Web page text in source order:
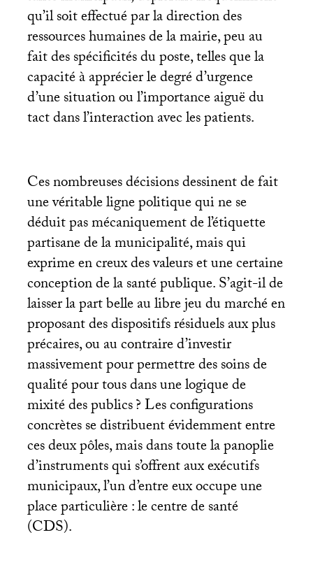
qu’il soit effectué par la direction des
ressources humaines de la mairie, peu au
fait des spécificités du poste, telles que la
capacité à apprécier le degré d’urgence
d’une situation ou l’importance aiguë du
tact dans l’interaction avec les patients.
Ces nombreuses décisions dessinent de fait
une véritable ligne politique qui ne se
déduit pas mécaniquement de l’étiquette
partisane de la municipalité, mais qui
exprime en creux des valeurs et une certaine
conception de la santé publique. S’agit-il de
laisser la part belle au libre jeu du marché en
proposant des dispositifs résiduels aux plus
précaires, ou au contraire d’investir
massivement pour permettre des soins de
qualité pour tous dans une logique de
mixité des publics? Les configurations
concrètes se distribuent évidemment entre
ces deux pôles, mais dans toute la panoplie
d’instruments qui s’offrent aux exécutifs
municipaux, l’un d’entre eux occupe une
place particulière : le centre de santé
(CDS).